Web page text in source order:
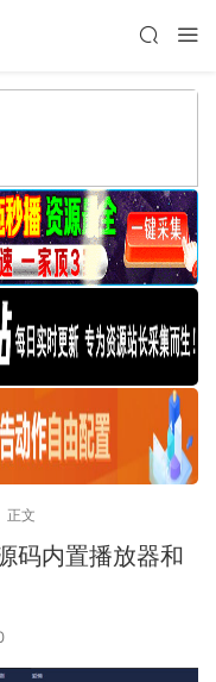
正文
码内置播放器和